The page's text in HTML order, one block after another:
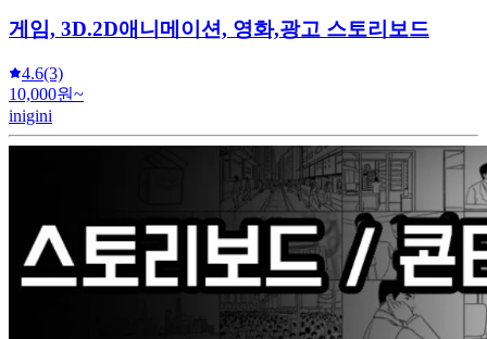
게임, 3D.2D애니메이션, 영화,광고 스토리보드
4.6(3)
10,000원~
inigini